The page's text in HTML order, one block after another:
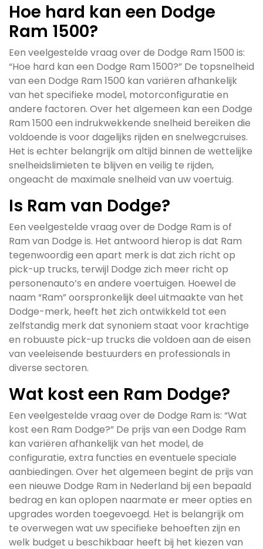
Hoe hard kan een Dodge
Ram 1500?
Een veelgestelde vraag over de Dodge Ram 1500 is:
“Hoe hard kan een Dodge Ram 1500?” De topsnelheid
van een Dodge Ram 1500 kan variëren afhankelijk
van het specifieke model, motorconfiguratie en
andere factoren. Over het algemeen kan een Dodge
Ram 1500 een indrukwekkende snelheid bereiken die
voldoende is voor dagelijks rijden en snelwegcruises.
Het is echter belangrijk om altijd binnen de wettelijke
snelheidslimieten te blijven en veilig te rijden,
ongeacht de maximale snelheid van uw voertuig.
Is Ram van Dodge?
Een veelgestelde vraag over de Dodge Ram is of
Ram van Dodge is. Het antwoord hierop is dat Ram
tegenwoordig een apart merk is dat zich richt op
pick-up trucks, terwijl Dodge zich meer richt op
personenauto’s en andere voertuigen. Hoewel de
naam “Ram” oorspronkelijk deel uitmaakte van het
Dodge-merk, heeft het zich ontwikkeld tot een
zelfstandig merk dat synoniem staat voor krachtige
en robuuste pick-up trucks die voldoen aan de eisen
van veeleisende bestuurders en professionals in
diverse sectoren.
Wat kost een Ram Dodge?
Een veelgestelde vraag over de Dodge Ram is: “Wat
kost een Ram Dodge?” De prijs van een Dodge Ram
kan variëren afhankelijk van het model, de
configuratie, extra functies en eventuele speciale
aanbiedingen. Over het algemeen begint de prijs van
een nieuwe Dodge Ram in Nederland bij een bepaald
bedrag en kan oplopen naarmate er meer opties en
upgrades worden toegevoegd. Het is belangrijk om
te overwegen wat uw specifieke behoeften zijn en
welk budget u beschikbaar heeft bij het kiezen van